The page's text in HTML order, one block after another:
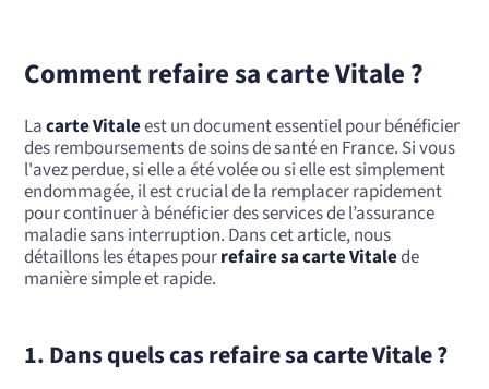
Comment refaire sa carte Vitale ?
Lacarte Vitaleest un document essentiel pour bénéficier
des remboursements de soins de santé en France. Si vous
l'avez perdue, si elle a été volée ou si elle est simplement
endommagée, il est crucial de la remplacer rapidement
pour continuer à bénéficier des services de l’assurance
maladie sans interruption. Dans cet article, nous
détaillons les étapes pourrefaire sa carte Vitalede
manière simple et rapide.
1. Dans quels cas refaire sa carte Vitale ?